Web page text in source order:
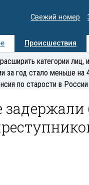
Свежий номер
Происшествия
Медиацентркатегории лиц,
за год стало меньше на
по старости в